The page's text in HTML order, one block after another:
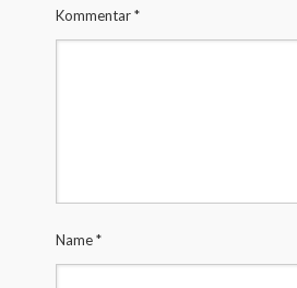
Kommentar*
Name*